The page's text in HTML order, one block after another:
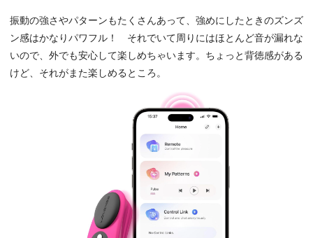
振動の強さやパターンもたくさんあって、強めにしたときのズンズ
ン感はかなりパワフル！ それでいて周りにはほとんど音が漏れな
いので、外でも安心して楽しめちゃいます。ちょっと背徳感がある
けど、それがまた楽しめるところ。